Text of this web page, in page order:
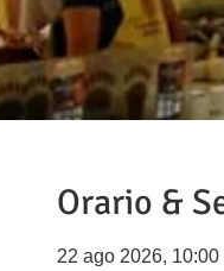
Orario &
22 ago 2026, 10:00